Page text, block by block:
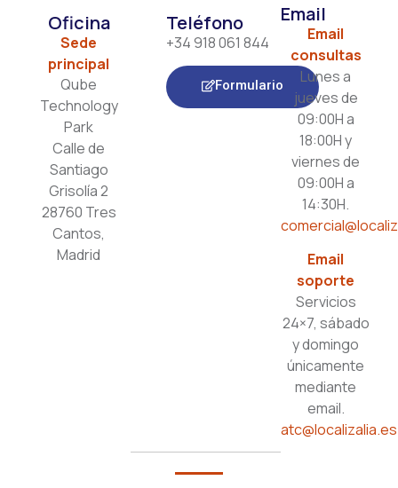
Oficina
Sede
principal
Qube
Technology
Park
Calle de
Santiago
Grisolía 2
28760 Tres
Cantos,
Madrid
Teléfono
+34 918 061 844
Formulario
Email
Email
consultas
Lunes a
jueves de
09:00H a
18:00H y
viernes de
09:00H a
14:30H.
Email
soporte
Servicios
24×7, sábado
y domingo
únicamente
mediante
email.
atc@localizalia.es